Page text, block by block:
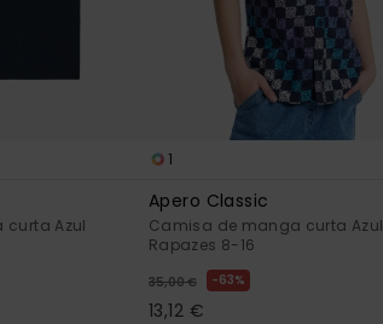
curta Azul
1
Apero Classic
Camisa de manga curta Azul
Rapazes 8-16
35,00 € 63%
13,12 €